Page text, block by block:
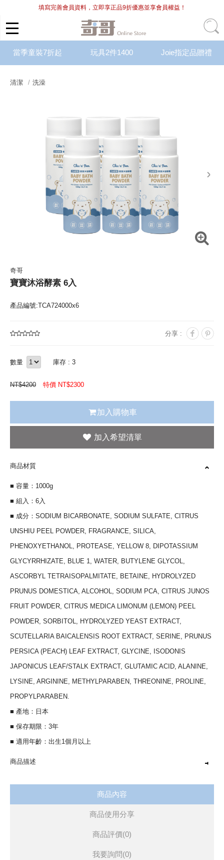
填寫完善會員資料，立即享正品9折優惠並享會員權益！
當季童裝7折起 玩具2件1400 Joie指定品贈禮
清潔 洗澡
next
奇哥
寶寶沐浴酵素 6入
產品編號:TCA724000x6
分享 :
數量 庫存 : 3
NT$4200 特價 NT$2300
加入購物車
商品材質
■ 容量：1000g
■ 組入：6入
■ 成分：SODIUM BICARBONATE, SODIUM SULFATE, CITRUS
UNSHIU PEEL POWDER, FRAGRANCE, SILICA,
PHENOXYETHANOL, PROTEASE, YELLOW 8, DIPOTASSIUM
GLYCYRRHIZATE, BLUE 1, WATER, BUTYLENE GLYCOL,
ASCORBYL TETRAISOPALMITATE, BETAINE, HYDROLYZED
PRUNUS DOMESTICA, ALCOHOL, SODIUM PCA, CITRUS JUNOS
FRUIT POWDER, CITRUS MEDICA LIMONUM (LEMON) PEEL
POWDER, SORBITOL, HYDROLYZED YEAST EXTRACT,
SCUTELLARIA BAICALENSIS ROOT EXTRACT, SERINE, PRUNUS
PERSICA (PEACH) LEAF EXTRACT, GLYCINE, ISODONIS
JAPONICUS LEAF/STALK EXTRACT, GLUTAMIC ACID, ALANINE,
LYSINE, ARGININE, METHYLPARABEN, THREONINE, PROLINE,
PROPYLPARABEN.
■ 產地：日本
■ 保存期限：3年
■ 適用年齡：出生1個月以上
商品描述
商品內容
商品使用分享
商品評價(0)
我要詢問(0)